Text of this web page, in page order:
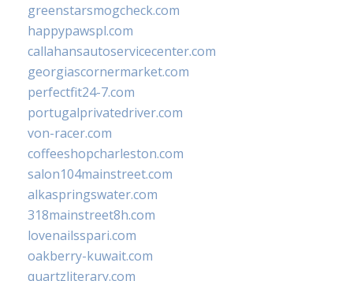
greenstarsmogcheck.com
happypawspl.com
callahansautoservicecenter.com
georgiascornermarket.com
perfectfit24-7.com
portugalprivatedriver.com
von-racer.com
coffeeshopcharleston.com
salon104mainstreet.com
alkaspringswater.com
318mainstreet8h.com
lovenailsspari.com
oakberry-kuwait.com
quartzliterary.com